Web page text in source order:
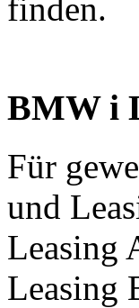
finden.
BMW i
Für
und
Leasing
Leasing